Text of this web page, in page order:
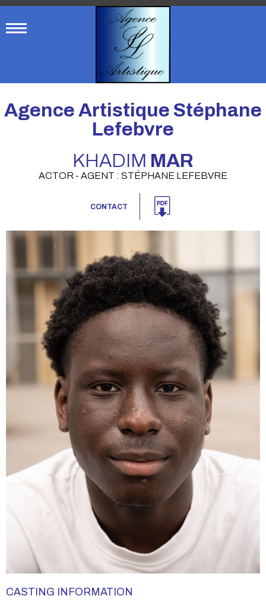
Agence Artistique Stéphane
Lefebvre
KHADIM MAR
ACTOR - AGENT : STÉPHANE LEFEBVRE
CONTACT
CASTING INFORMATION